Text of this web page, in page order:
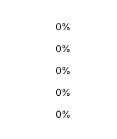
0%
0%
0%
0%
0%